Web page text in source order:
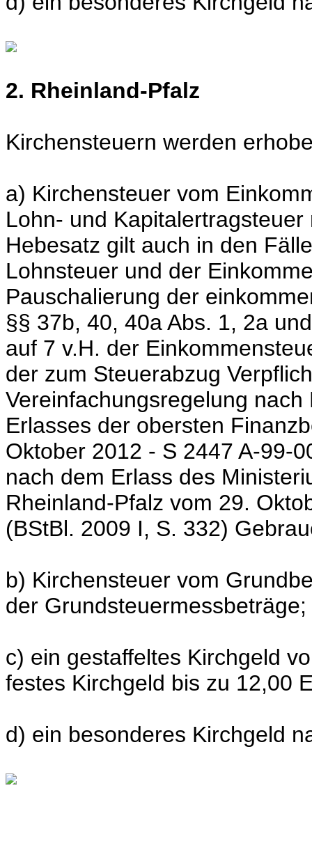
2. Rheinland-Pfalz
Kirchensteuern werden
a) Kirchensteuer vom
Lohn- und
Hebesatz gilt auch in den
Lohnsteuer und der
Pauschalierung der
§§ 37b, 40, 40a Abs. 1, 2a
auf 7 v.H. der
der zum Steuerabzug
Vereinfachungsregelung
Erlasses der obersten
Oktober 2012 - S 2447 A-99-
nach dem Erlass des
Rheinland-Pfalz vom 29.
(BStBl. 2009 I, S. 332)
b) Kirchensteuer vom
der Grundsteuermessbeträge;
c) ein gestaffeltes Kirchgeld
festes Kirchgeld bis zu 12,00
d) ein besonderes Kirchgeld